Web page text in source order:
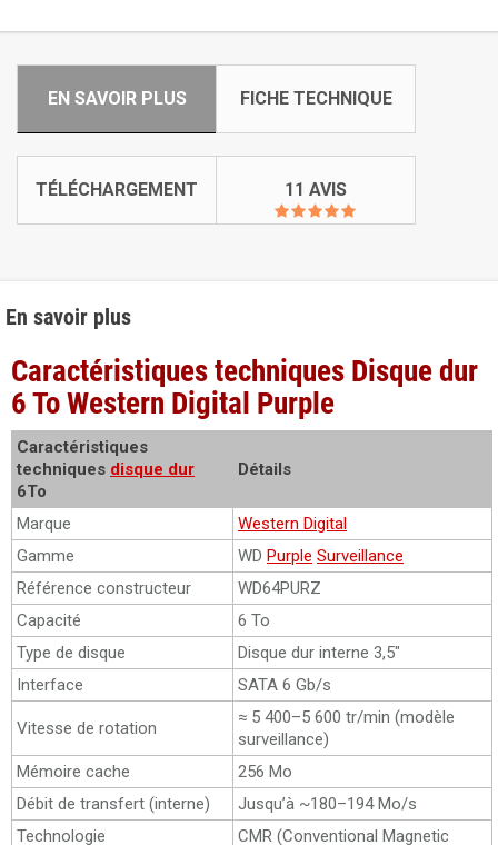
EN SAVOIR PLUS FICHE TECHNIQUE
TÉLÉCHARGEMENT 11 AVIS
En savoir plus
Caractéristiques techniques Disque dur
6 To Western Digital Purple
Caractéristiques
techniques disque dur
6To
Détails
Marque
Western Digital
Gamme
WD Purple Surveillance
Référence constructeur
WD64PURZ
Capacité
6 To
Type de disque
Disque dur interne 3,5″
Interface
SATA 6 Gb/s
Vitesse de rotation
≈ 5 400–5 600 tr/min (modèle
surveillance)
Mémoire cache
256 Mo
Débit de transfert (interne)
Jusqu’à ~180–194 Mo/s
Technologie
CMR (Conventional Magnetic